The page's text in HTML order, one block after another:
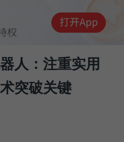
人：注重实用
突破关键